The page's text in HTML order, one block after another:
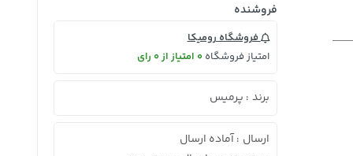
فروشنده
فروشگاه رومیکا
امتیاز فروشگاه0 امتیاز از 0 رای
برند : پرمیس
ارسال :آماده ارسال